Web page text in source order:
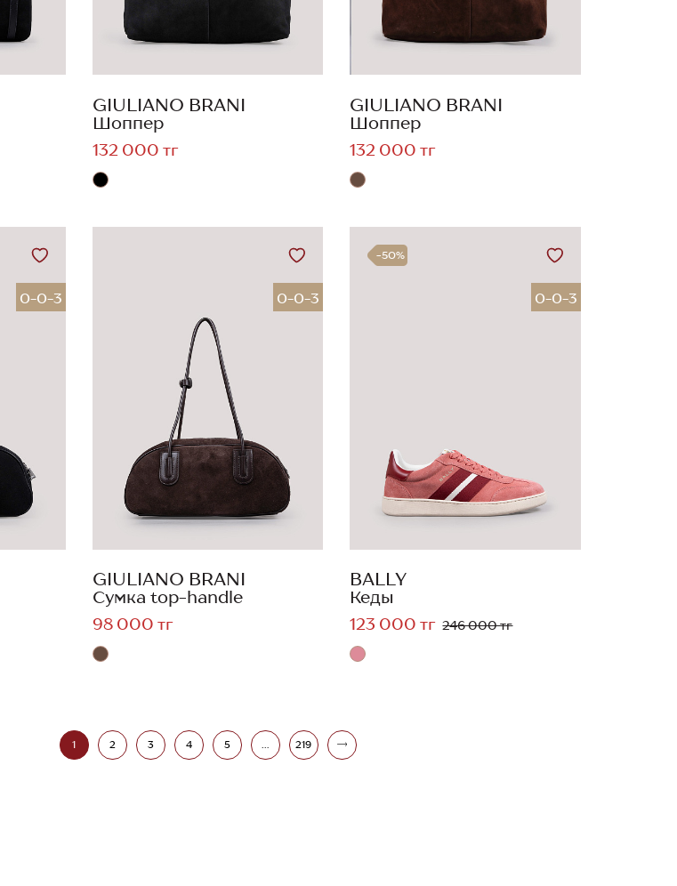
GIULIANO BRANI
Шоппер
132 000 тг
GIULIANO BRANI
Шоппер
132 000 тг
0-0-3 0-0-3
GIULIANO BRANI
Сумка top-handle
98 000 тг
-50%
0-0-3
BALLY
Кеды
123 000 тг 246 000 тг
1 2 3 4 5 219